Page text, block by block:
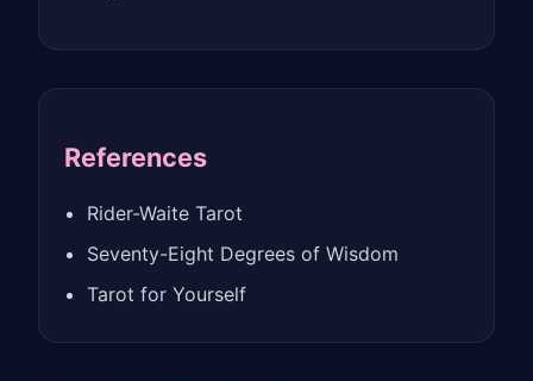
References
Rider-Waite Tarot
Seventy-Eight Degrees of Wisdom
Tarot for Yourself